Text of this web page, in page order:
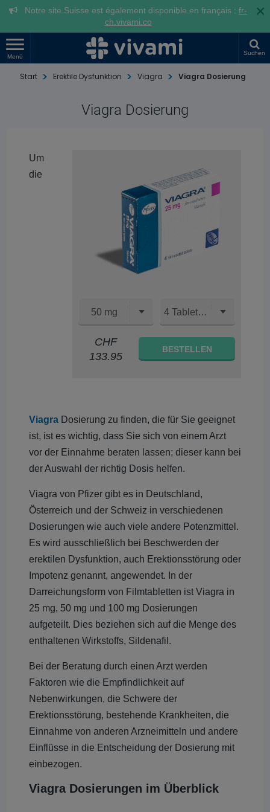
Notre site Suisse est également disponible en français : fr-
ch.vivami.co
×
Menü
Suchen
Start Erektile Dysfunktion Viagra Viagra Dosierung
Viagra Dosierung
50 mg 4 Tabletten
CHF
133.95
BESTELLEN
Um
die
Viagra Dosierung zu finden, die für Sie geeignet
ist, ist es wichtig, dass Sie sich von einem Arzt
vor der Einnahme beraten lassen; dieser kann bei
der Auswahl der richtig Dosis helfen.
Viagra von Pfizer gibt es in Deutschland,
Österreich und der Schweiz in verschiedenen
Dosierungen wie auch viele andere Potenzmittel.
Es wird ausschließlich bei Beschwerden der
erektilen Dysfunktion, auch Erektionsstörung oder
Impotenz genannt, angewendet. In der
Darreichungsform von Filmtabletten ist Viagra in
25 mg, 50 mg und 100 mg Dosierungen
aufgeteilt. Dies beziehen sich auf die Menge des
enthaltenen Wirkstoffs, Sildenafil.
Bei der Beratung durch einen Arzt werden
Faktoren wie die Empfindlichkeit auf
Nebenwirkungen, die Schwere der
Erektionsstörung, bestehende Krankheiten, die
Einnahme von anderen Arzneimitteln und andere
Einflüsse in die Entscheidung der Dosierung mit
einbezogen.
Viagra Dosierungen im Überblick